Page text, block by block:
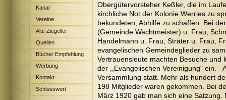
Kanal
Vereine
Alte Ziegellei
Quellen
Bücher Empfehlung
Werbung
Kontakt
Schlusswort
Obergütervorsteher Keßler, die im
kirchliche Not der Kolonie Werries zu
bekundeten, Abhilfe zu schaffen. Bei
(Gemeinde Wachtmeister) u. Frau,
Handelmann u. Frau, Sträter u. Frau,
evangelischen Gemeindeglieder zu
Vertrauensleute machten Besuche und
der ,,Evangelischen Vereinigung" ein.
Versammlung statt. Mehr als hundert
198 Mitglieder waren gekommen. Bei
März 1920 gab man sich eine